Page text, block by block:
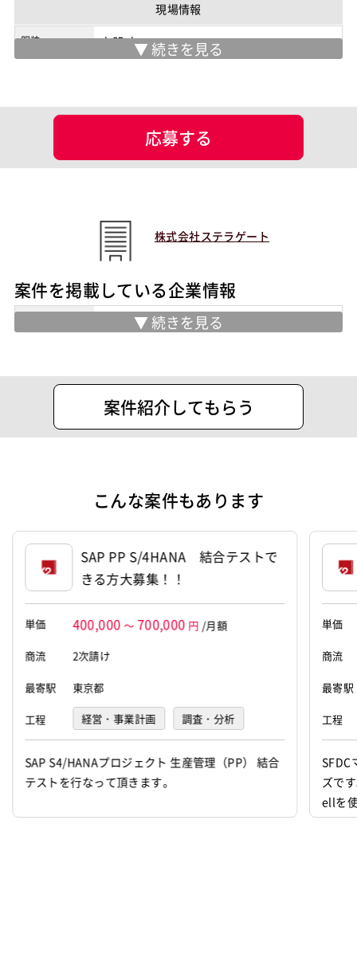
現場情報
服装 未設定
業界・業種 製造業
制御・組み込み系エンジニア
応募する
株式会社ステラゲート
案件を掲載している企業情報
千代田区神田須田町１－１８ アーバン
案件紹介してもらう
こんな案件もあります
SAP PP S/4HANA 結合テストで
きる方大募集！！
単価 400,000 ～ 700,000 円 /月額
商流
2次請け
最寄駅 東京都
工程 経営・事業計画 調査・分析
プログラミング(実装)
デバッグ 運用・保守
SAP S4/HANAプロジェクト 生産管理（PP） 結合
テストを行なって頂きます。
単価
商流
最寄駅
工程
SFDC
ズで
ellを